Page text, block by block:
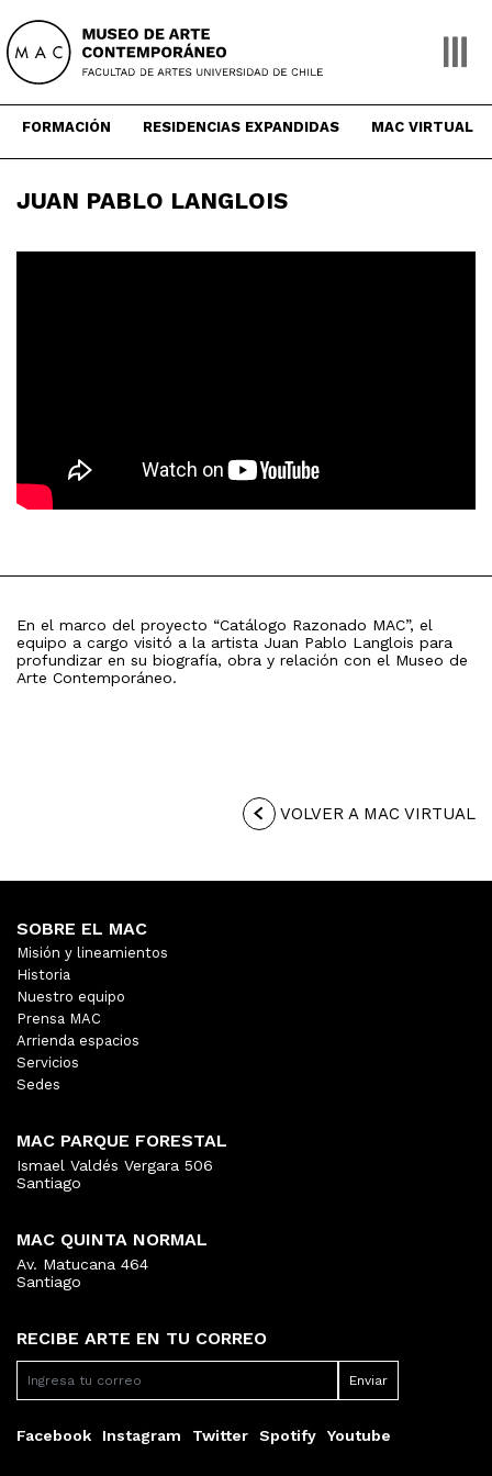
content
FORMACIÓN RESIDENCIAS EXPANDIDAS MAC VIRTUAL
JUAN PABLO LANGLOIS
En el marco del proyecto “Catálogo Razonado MAC”, el
equipo a cargo visitó a la artista Juan Pablo Langlois para
profundizar en su biografía, obra y relación con el Museo de
Arte Contemporáneo.
VOLVER A MAC VIRTUAL
RECIBE ARTE EN TU CORREO
Facebook Instagram Twitter Spotify Youtube
SOBRE EL MAC
Misión y lineamientos
Historia
Nuestro equipo
Prensa MAC
Arrienda espacios
Servicios
Sedes
MAC PARQUE FORESTAL
Ismael Valdés Vergara 506
Santiago
MAC QUINTA NORMAL
Av. Matucana 464
Santiago